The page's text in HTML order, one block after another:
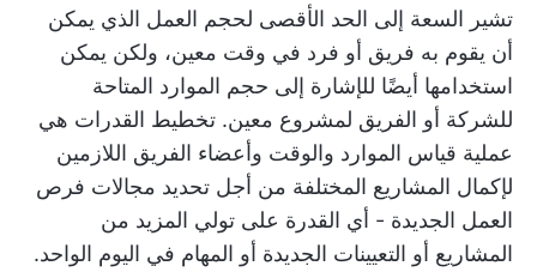
تشير السعة إلى الحد الأقصى لحجم العمل الذي يمكن
أن يقوم به فريق أو فرد في وقت معين، ولكن يمكن
استخدامها أيضًا للإشارة إلى حجم الموارد المتاحة
للشركة أو الفريق لمشروع معين. تخطيط القدرات هي
عملية قياس الموارد والوقت وأعضاء الفريق اللازمين
لإكمال المشاريع المختلفة من أجل تحديد مجالات فرص
العمل الجديدة - أي القدرة على تولي المزيد من
المشاريع أو التعيينات الجديدة أو المهام في اليوم الواحد.